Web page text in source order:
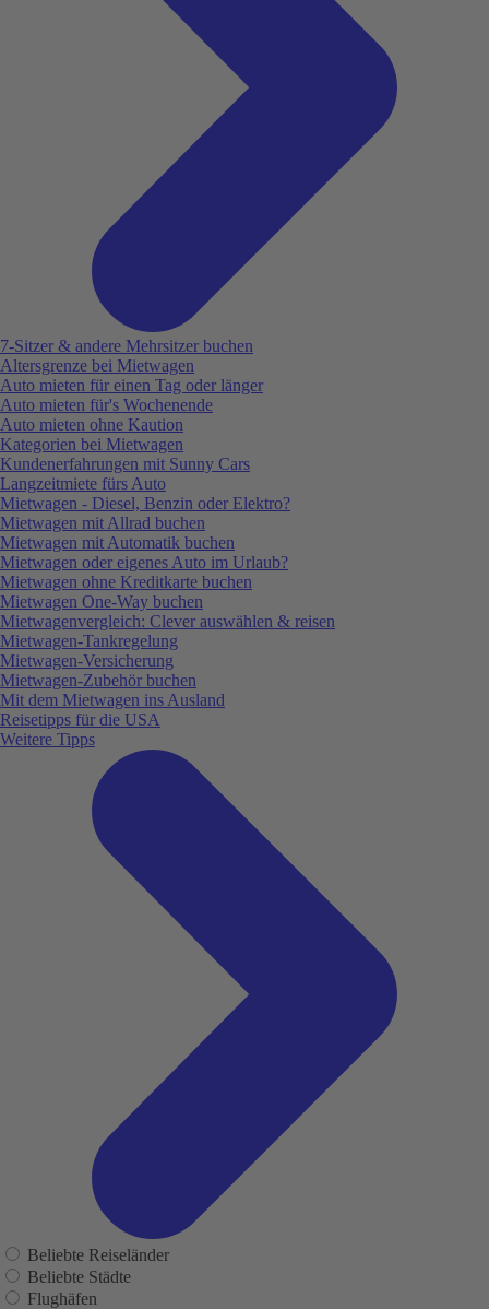
7-Sitzer & andere Mehrsitzer buchen
Altersgrenze bei Mietwagen
Auto mieten für einen Tag oder länger
Auto mieten für's Wochenende
Auto mieten ohne Kaution
Kategorien bei Mietwagen
Kundenerfahrungen mit Sunny Cars
Langzeitmiete fürs Auto
Mietwagen - Diesel, Benzin oder Elektro?
Mietwagen mit Allrad buchen
Mietwagen mit Automatik buchen
Mietwagen oder eigenes Auto im Urlaub?
Mietwagen ohne Kreditkarte buchen
Mietwagen One-Way buchen
Mietwagenvergleich: Clever auswählen & reisen
Mietwagen-Tankregelung
Mietwagen-Versicherung
Mietwagen-Zubehör buchen
Mit dem Mietwagen ins Ausland
Reisetipps für die USA
Weitere Tipps
Beliebte Reiseländer
Beliebte Städte
Flughäfen